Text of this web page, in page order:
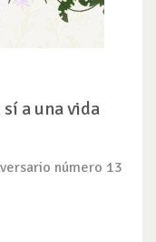
a una vida
número 13